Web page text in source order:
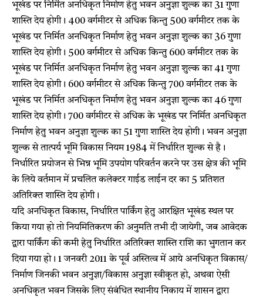
भूखंड पर निर्मित अनधिकृत निर्माण हेतु भवन अनुज्ञा शुल्क का 31 गुणा
शास्ति देय होगी। 400 वर्गमीटर से अधिक किन्तु 500 वर्गमीटर तक के
भूखंड पर निर्मित अनधिकृत निर्माण हेतु भवन अनुज्ञा शुल्क का 36 गुणा
शास्ति देय होगी। 500 वर्गमीटर से अधिक किन्तु 600 वर्गमीटर तक के
भूखंड पर निर्मित अनधिकृत निर्माण हेतु भवन अनुज्ञा शुल्क का 41 गुणा
शास्ति देय होगी। 600 वर्गमीटर से अधिक किन्तु 700 वर्गमीटर तक के
भूखंड पर निर्मित अनधिकृत निर्माण हेतु भवन अनुज्ञा शुल्क का 46 गुणा
शास्ति देय होगी। 700 वर्गमीटर से अधिक के भूखंड पर निर्मित अनधिकृत
निर्माण हेतु भवन अनुज्ञा शुल्क का 51 गुणा शास्ति देय होगी। भवन अनुज्ञा
शुल्क से तात्पर्य भूमि विकास नियम 1984 में निर्धारित शुल्क से है।
निर्धारित प्रयोजन से भिन्न भूमि उपयोग परिवर्तन करने पर उस क्षेत्र की भूमि
के लिये वर्तमान में प्रचलित कलेक्टर गाईड लाईन दर का 5 प्रतिशत
अतिरिक्त शास्ति देय होगी।
यदि अनधिकृत विकास, निर्धारित पार्किंग हेतु आरक्षित भूखंड स्थल पर
किया गया हो तो नियमितिकरण की अनुमति तभी दी जायेगी, जब आवेदक
द्वारा पार्किंग की कमी हेतु निर्धारित अतिरिक्त शास्ति राशि का भुगतान कर
दिया गया हो। 1 जनवरी 2011 के पूर्व अस्तित्व में आये अनधिकृत विकास/
निर्माण जिनकी भवन अनुज्ञा/विकास अनुज्ञा स्वीकृत हो, अथवा ऐसी
अनधिकृत भवन जिसके लिए संबंधित स्थानीय निकाय में शासन द्वारा